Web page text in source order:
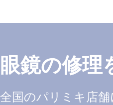
眼鏡の修理
全国のパリミキ店舗